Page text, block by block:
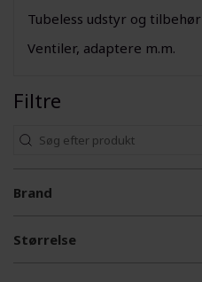
Tubeless udstyr og tilbehør
Ventiler, adaptere m.m.
Filtre
Brand
Størrelse